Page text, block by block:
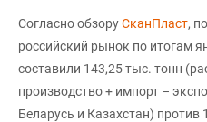
Согласно обзоруСканПласт,
российский рынок по итогам
составили 143,25 тыс. тонн
производство + импорт –
Беларусь и Казахстан)